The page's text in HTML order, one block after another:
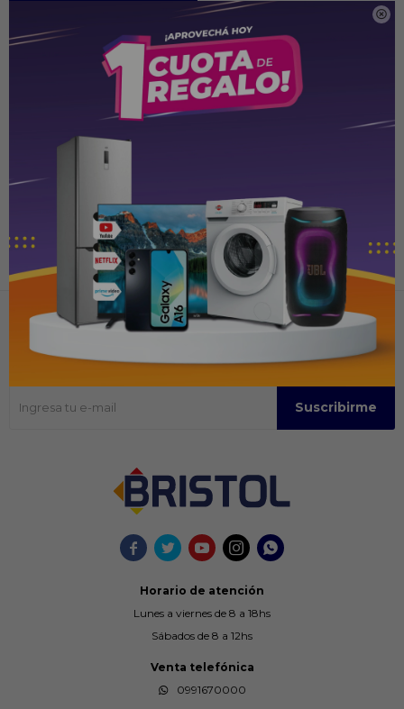

    
Horario de atención
Lunes a viernes de 8 a 18hs
Sábados de 8 a 12hs
Venta telefónica
0991670000
Recibir ofertas y promociones
Suscríbase para obtener información sobre productos y cupones
Suscribirme